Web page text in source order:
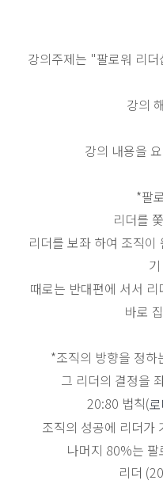
강의주제는 "팔로워 리
강의
강의 내용을
*팔
리더를
리더를 보좌 하여 조직이
기
때로는 반대편에 서서 리
바로
*조직의 방향을 정
그 리더의 결정을
20:80 법칙(
조직의 성공에 리더가
나머지 80%는
리더